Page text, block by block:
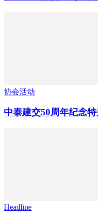
协会活动
中泰建交50周年纪念
Headline